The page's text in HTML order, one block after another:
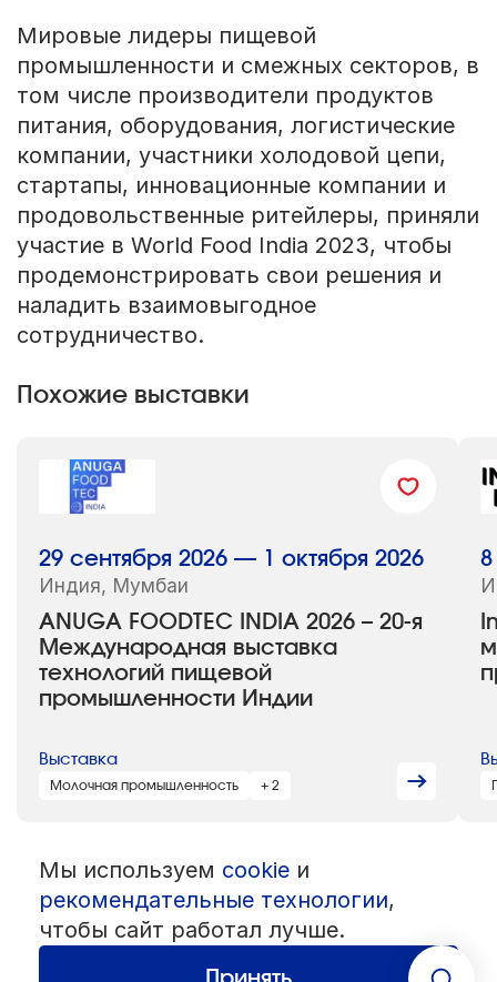
Мировые лидеры пищевой
промышленности и смежных секторов, в
том числе производители продуктов
питания, оборудования, логистические
компании, участники холодовой цепи,
стартапы, инновационные компании и
продовольственные ритейлеры, приняли
участие в World Food India 2023, чтобы
продемонстрировать свои решения и
наладить взаимовыгодное
сотрудничество.
Похожие выставки
ANUGA FOODTEC INDIA 2026 – 20-я
Международная выставка
технологий пищевой
промышленности Индии
29 сентября 2026 — 1 октября 2026
Индия, Мумбаи
Выставка
Молочная промышленность + 2
© 1992 — 2026 ООО «НЕГУС ЭКСПО Интернэшнл»
Все права защищены. Использование материалов возможно только
со ссылкой на источник.
Политика конфиденциальности
Пользовательское соглашение
Мы используем cookieи
рекомендательные технологии,
чтобы сайт работал лучше.